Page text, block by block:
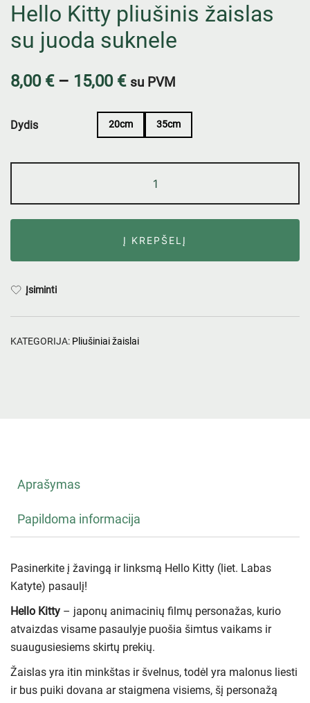
Hello Kitty pliušinis žaislas
su juoda suknele
8,00 € – 15,00 € su PVM
Dydis 20cm 35cm
Į KREPŠELĮ
Įsiminti
KATEGORIJA: Pliušiniai žaislai
Aprašymas
Papildoma informacija
Pasinerkite į žavingą ir linksmą Hello Kitty (liet. Labas
Katyte) pasaulį!
Hello Kitty – japonų animacinių filmų personažas, kurio
atvaizdas visame pasaulyje puošia šimtus vaikams ir
suaugusiesiems skirtų prekių.
Žaislas yra itin minkštas ir švelnus, todėl yra malonus liesti
ir bus puiki dovana ar staigmena visiems, šį personažą